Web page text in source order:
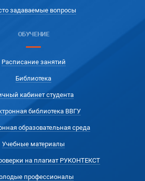
задаваемые вопросы
ОБУЧЕНИЕ
Расписание занятий
Библиотека
кабинет студента
библиотека ВВГУ
образовательная среда
Учебные материалы
на плагиат РУКОНТЕКСТ
профессионалы